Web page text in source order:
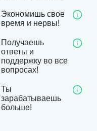
Экономишь свое
время и нервы!
Получаешь
ответы и
поддержку во все
вопросах!
Ты
зарабатываешь
больше!